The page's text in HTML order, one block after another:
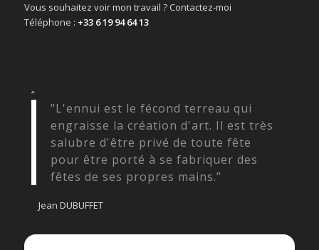
Vous souhaitez voir mon travail ? Contactez-moi
Téléphone : +33 6 19 94 64 13
“
"L'ennui est le fécond terreau qui
engraisse la création d'art. Il est très
salubre d'être privé de toute fête
pour être porté à se fabriquer des
fêtes de ses propres mains.”
Jean DUBUFFET